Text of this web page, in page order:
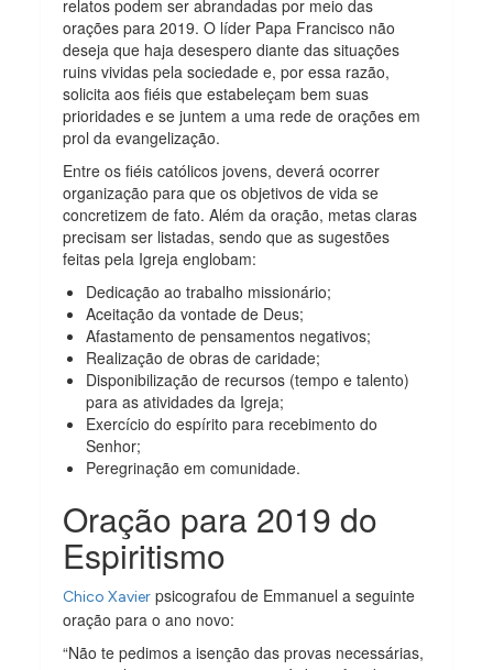
relatos podem ser abrandadas por meio das
orações para 2019. O líder Papa Francisco não
deseja que haja desespero diante das situações
ruins vividas pela sociedade e, por essa razão,
solicita aos fiéis que estabeleçam bem suas
prioridades e se juntem a uma rede de orações em
prol da evangelização.
Entre os fiéis católicos jovens, deverá ocorrer
organização para que os objetivos de vida se
concretizem de fato. Além da oração, metas claras
precisam ser listadas, sendo que as sugestões
feitas pela Igreja englobam:
Dedicação ao trabalho missionário;
Aceitação da vontade de Deus;
Afastamento de pensamentos negativos;
Realização de obras de caridade;
Disponibilização de recursos (tempo e talento)
para as atividades da Igreja;
Exercício do espírito para recebimento do
Senhor;
Peregrinação em comunidade.
Oração para 2019 do
Espiritismo
Chico Xavier psicografou de Emmanuel a seguinte
oração para o ano novo:
“Não te pedimos a isenção das provas necessárias,